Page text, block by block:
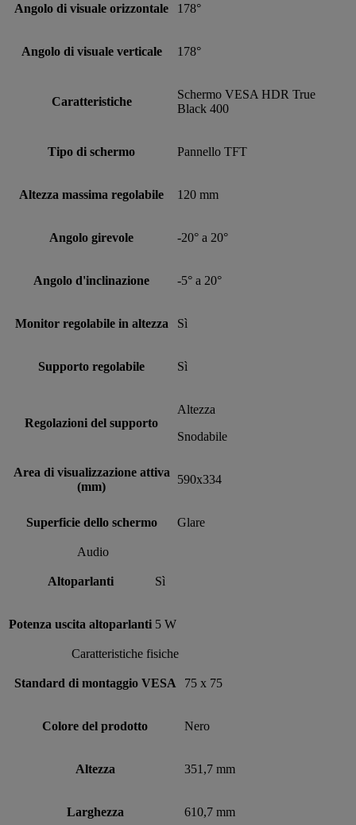
Angolo di visuale orizzontale 178°
Angolo di visuale verticale 178°
Caratteristiche
Schermo VESA HDR True
Black 400
Tipo di schermo Pannello TFT
Altezza massima regolabile 120 mm
Angolo girevole -20° a 20°
Angolo d'inclinazione -5° a 20°
Monitor regolabile in altezza Sì
Supporto regolabile Sì
Regolazioni del supporto
Altezza
Snodabile
Area di visualizzazione attiva
(mm)
590x334
Superficie dello schermo Glare
Audio
Altoparlanti Sì
Potenza uscita altoparlanti 5 W
Caratteristiche fisiche
Standard di montaggio VESA 75 x 75
Colore del prodotto Nero
Altezza 351,7 mm
Larghezza 610,7 mm